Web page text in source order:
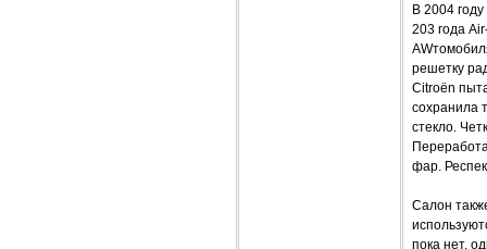
В 2004
203 года
решетку
Citroёn
сохранила
стекло.
фар.
Салон
пока нет,